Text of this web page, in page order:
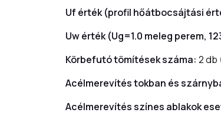
Uf érték (profil hőátbocsájtási
Uw érték (Ug=1.0 meleg perem,
Körbefutó tömítések száma: 2 db
Acélmerevítés tokban és
Acélmerevítés színes ablakok